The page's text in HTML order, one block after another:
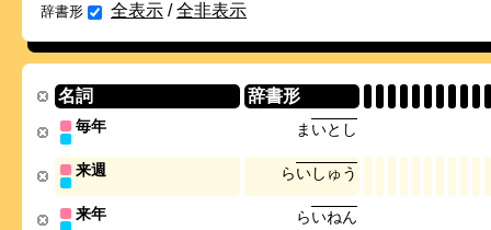
辞書形 全表示 /全非表示
名詞 辞書形
毎年 ま いと し
来週 らいし ゅ う
来年 らいねん